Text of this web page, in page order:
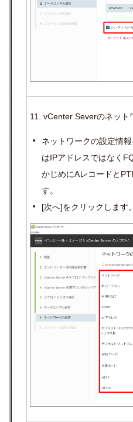
11. vCenter Severのネット
ネットワークの設定情報
はIPアドレスではなく
かじめにAレコードと
す。
[次へ]をクリックします。